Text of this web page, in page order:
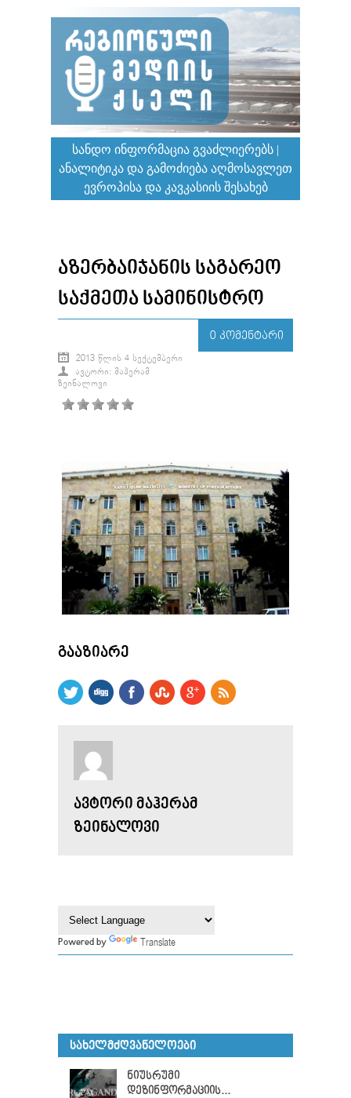
ᲡᲐᲜᲓᲝ ᲘᲜᲤᲝᲠᲛᲐᲪᲘᲐ ᲒᲕᲐᲫᲚᲘᲔᲠᲔᲑᲡ |
ᲐᲜᲐᲚᲘᲢᲘᲙᲐ ᲓᲐ ᲒᲐᲛᲝᲫᲘᲔᲑᲐ ᲐᲦᲛᲝᲡᲐᲕᲚᲔᲗ
ᲔᲕᲠᲝᲞᲘᲡᲐ ᲓᲐ ᲙᲐᲕᲙᲐᲡᲘᲘᲡ ᲨᲔᲡᲐᲮᲔᲑ
ᲐᲖᲔᲠᲑᲐᲘᲯᲐᲜᲘᲡ ᲡᲐᲒᲐᲠᲔᲝ
ᲡᲐᲥᲛᲔᲗᲐ ᲡᲐᲛᲘᲜᲘᲡᲢᲠᲝ
0 ᲙᲝᲛᲔᲜᲢᲐᲠᲘ
2013 ᲬᲚᲘᲡ 4 ᲡᲔᲥᲢᲔᲛᲑᲔᲠᲘ
ᲐᲕᲢᲝᲠᲘ: ᲛᲐᲰᲔᲠᲐᲛ
ᲖᲔᲘᲜᲐᲚᲝᲕᲘ
ᲒᲐᲐᲖᲘᲐᲠᲔ
ᲐᲕᲢᲝᲠᲘ ᲛᲐᲰᲔᲠᲐᲛ
ᲖᲔᲘᲜᲐᲚᲝᲕᲘ
Powered by Translate
ᲡᲐᲮᲔᲚᲛᲫᲦᲕᲐᲜᲔᲚᲝᲔᲑᲘ
ნიუსრუმი
დეზინფორმაციის...